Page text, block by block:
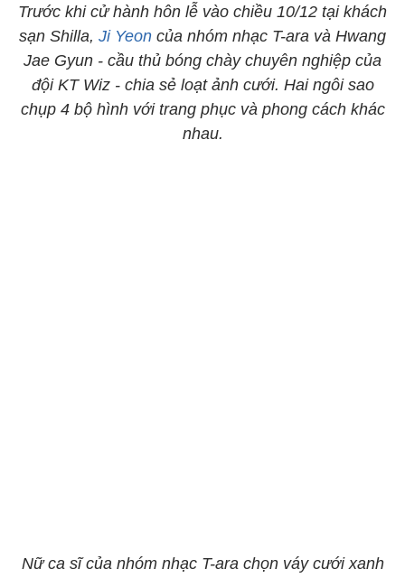
Trước khi cử hành hôn lễ vào chiều 10/12 tại khách
sạn Shilla, Ji Yeon của nhóm nhạc T-ara và Hwang
Jae Gyun - cầu thủ bóng chày chuyên nghiệp của
đội KT Wiz - chia sẻ loạt ảnh cưới. Hai ngôi sao
chụp 4 bộ hình với trang phục và phong cách khác
nhau.
Nữ ca sĩ của nhóm nhạc T-ara chọn váy cưới xanh